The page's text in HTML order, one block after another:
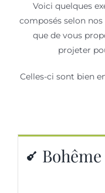
Voici quelques
composés selon
que de vous
projeter
Celles-ci sont bien